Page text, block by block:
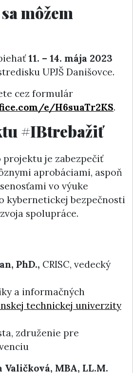
môžem
11. – 14. mája 2023
UPJŠ Danišovce.
cez formulár
e/H6suaTr2KS.
#IBtrebažiť
je zabezpečiť
aprobáciami, aspoň
vo výuke
kybernetickej bezpečnosti
spolupráce.
PhD., CRISC, vedecký
a informačných
technickej univerzity
združenie pre
Valičková, MBA, LL.M.